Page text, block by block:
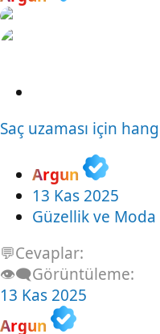
r
Saç uzaması için
Argun
13 Kas 2025
Güzellik ve Moda
💬Cevaplar
👁️‍🗨️Görüntüleme
13 Kas 2025
Argun